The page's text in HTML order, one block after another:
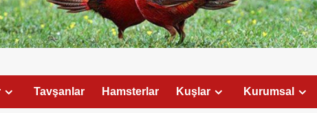
Tavşanlar Hamsterlar Kuşlar Kurumsal